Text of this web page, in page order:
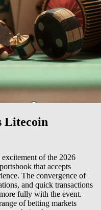
Litecoin
of the 2026
that accepts
The convergence of
and quick transactions
fully with the event.
of betting markets